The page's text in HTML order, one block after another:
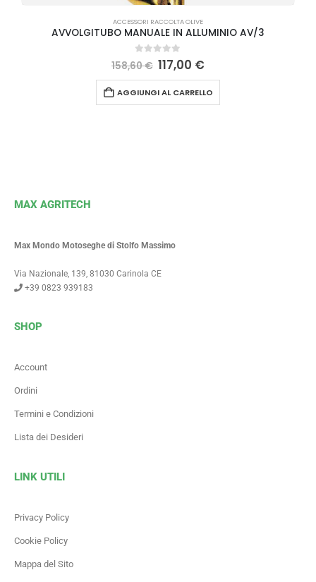
ACCESSORI RACCOLTA OLIVE
AVVOLGITUBO MANUALE IN ALLUMINIO AV/3
0 Su 5
158,60€ 117,00 €
AGGIUNGI AL CARRELLO
MAX AGRITECH
Max Mondo Motoseghe di Stolfo Massimo
Via Nazionale, 139, 81030 Carinola CE
+39 0823 939183
SHOP
Account
Ordini
Termini e Condizioni
Lista dei Desideri
LINK UTILI
Privacy Policy
Cookie Policy
Mappa del Sito